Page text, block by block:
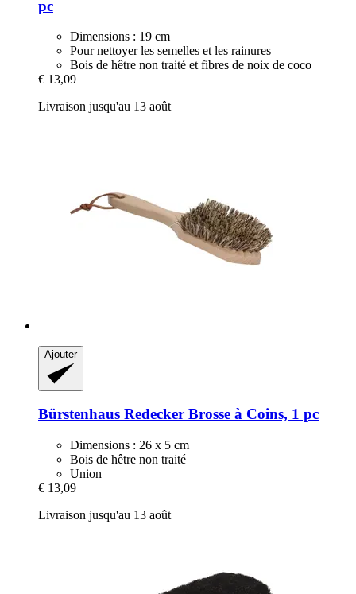
pc
Dimensions : 19 cm
Pour nettoyer les semelles et les rainures
Bois de hêtre non traité et fibres de noix de coco
€ 13,09
Livraison jusqu'au 13 août
Ajouter
Bürstenhaus Redecker Brosse à Coins, 1 pc
Dimensions : 26 x 5 cm
Bois de hêtre non traité
Union
€ 13,09
Livraison jusqu'au 13 août